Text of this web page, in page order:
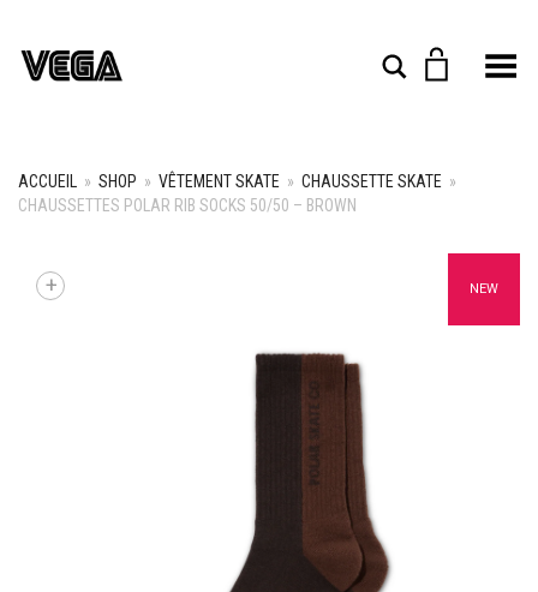
Rechercher
Toggle Menu
ACCUEIL » SHOP » VÊTEMENT SKATE » CHAUSSETTE SKATE »
CHAUSSETTES POLAR RIB SOCKS 50/50 – BROWN
NEW
+